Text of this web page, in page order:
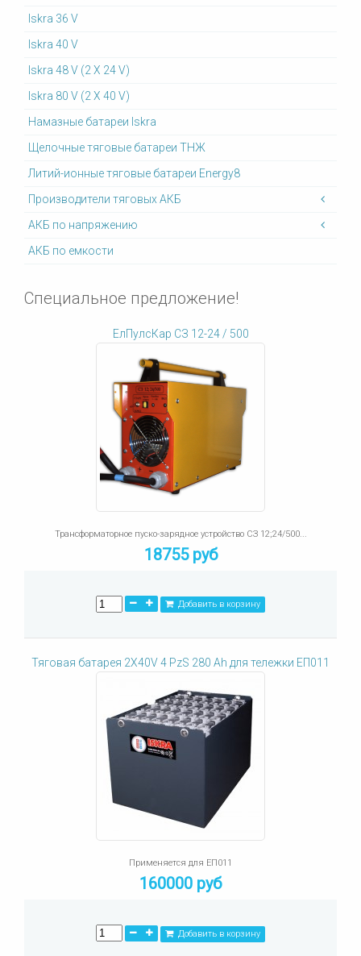
Iskra 36 V
Iskra 40 V
Iskra 48 V (2 X 24 V)
Iskra 80 V (2 X 40 V)
Намазные батареи Iskra
Щелочные тяговые батареи ТНЖ
Литий-ионные тяговые батареи Energy8
Производители тяговых АКБ
АКБ по напряжению
АКБ по емкости
Специальное предложение!
ЕлПулсКар СЗ 12-24 / 500
Трансформаторное пуско-зарядное устройство СЗ 12;24/500...
18755 руб
Добавить в корзину
Тяговая батарея 2X40V 4 PzS 280 Ah для тележки ЕП011
Применяется для ЕП011
160000 руб
Добавить в корзину